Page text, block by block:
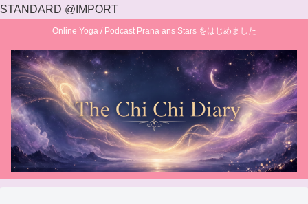
STANDARD @IMPORT
Online Yoga / Podcast Prana ans Stars をはじめました